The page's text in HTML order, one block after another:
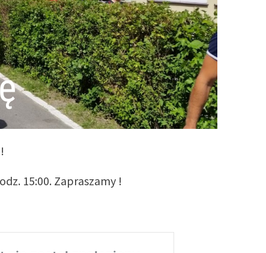
15:00. Zapraszamy !